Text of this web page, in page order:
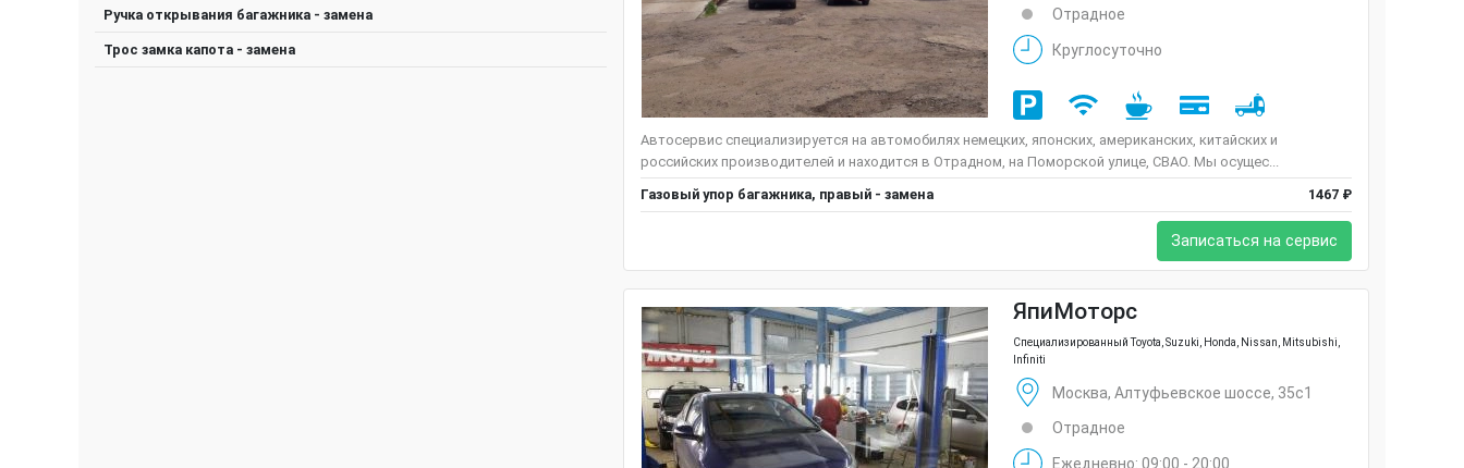
Ручка открывания багажника - замена
Трос замка капота - замена
Отрадное
Круглосуточно
Автосервис специализируется на автомобилях немецких, японских, американских, китайских и
российских производителей и находится в Отрадном, на Поморской улице, СВАО. Мы осущес...
Газовый упор багажника, правый - замена
1467 ₽
Записаться на сервис
ЯпиМоторс
Специализированный Toyota, Suzuki, Honda, Nissan, Mitsubishi,
Infiniti
Москва, Алтуфьевское шоссе, 35с1
Отрадное
Ежедневно: 09:00 - 20:00